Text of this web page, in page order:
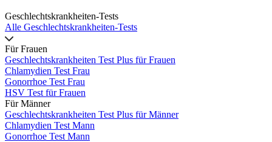
Geschlechtskrankheiten-Tests
Alle Geschlechtskrankheiten-Tests
Für Frauen
Geschlechtskrankheiten Test Plus für Frauen
Chlamydien Test Frau
Gonorrhoe Test Frau
HSV Test für Frauen
Für Männer
Geschlechtskrankheiten Test Plus für Männer
Chlamydien Test Mann
Gonorrhoe Test Mann